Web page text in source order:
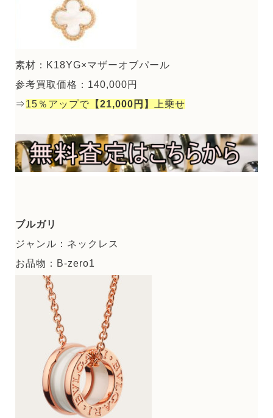
素材：K18YG×マザーオブパール
参考買取価格：140,000円
⇒15％アップで 【21,000円】 上乗せ
ブルガリ
ジャンル：ネックレス
お品物：B-zero1